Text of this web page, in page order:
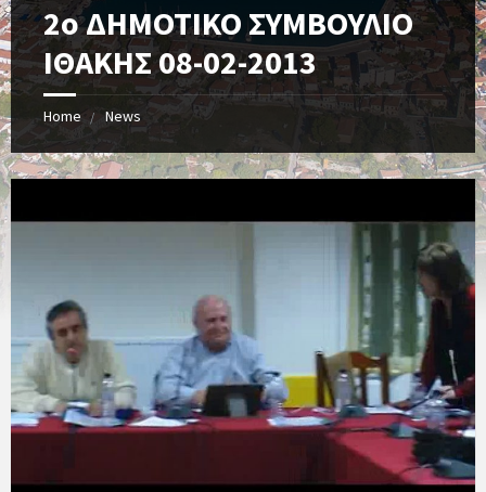
2o ΔΗΜΟΤΙΚΟ ΣΥΜΒΟΥΛΙΟ
ΙΘΑΚΗΣ 08-02-2013
Home News